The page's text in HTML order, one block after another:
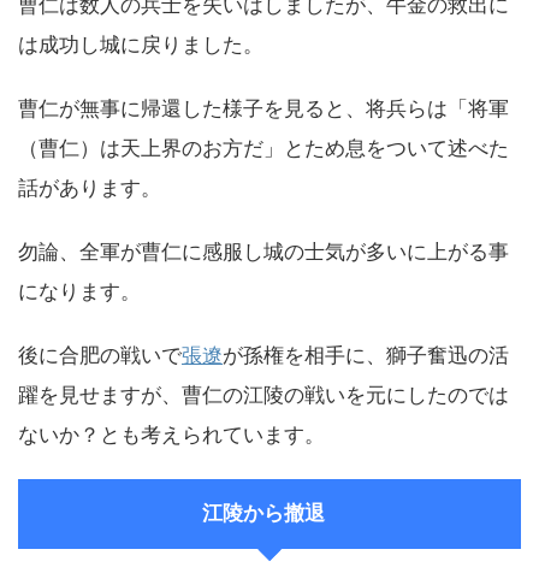
曹仁は数人の兵士を失いはしましたが、牛金の救出に
は成功し城に戻りました。
曹仁が無事に帰還した様子を見ると、将兵らは「将軍
（曹仁）は天上界のお方だ」とため息をついて述べた
話があります。
勿論、全軍が曹仁に感服し城の士気が多いに上がる事
になります。
後に合肥の戦いで張遼が孫権を相手に、獅子奮迅の活
躍を見せますが、曹仁の江陵の戦いを元にしたのでは
ないか？とも考えられています。
江陵から撤退